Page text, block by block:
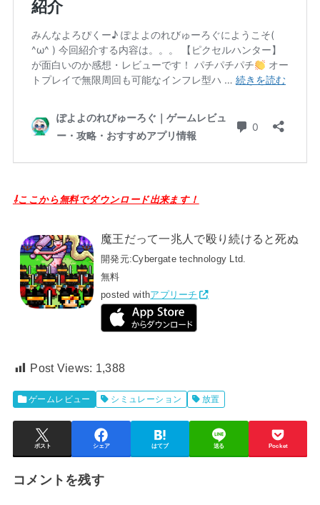
⇩ここから無料でダウンロード出来ます！
魔王だって一兆人で殴り続けると死ぬ
開発元:Cybergate technology Ltd.
無料
posted withアプリーチ
Post Views: 1,388
ゲームレビュー シミュレーション 放置
ポスト シェア はてブ 送る Pocket
コメントを残す